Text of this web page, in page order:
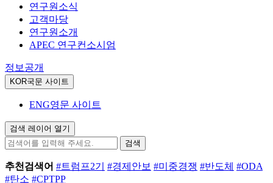
연구원소식
고객마당
연구원소개
APEC 연구컨소시엄
정보공개
KOR국문 사이트
ENG영문 사이트
검색 레이어 열기
검색
추천검색어 #트럼프2기 #경제안보 #미중경쟁 #반도체 #ODA
#탄소 #CPTPP